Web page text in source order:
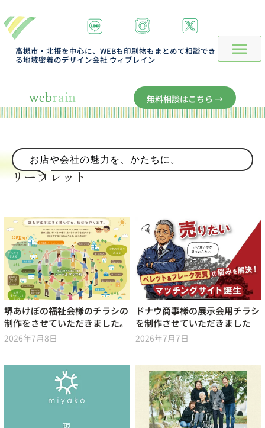
高槻市・北摂を中心に、WEBも印刷物もまとめて相談でき
る地域密着のデザイン会社 ウィブレイン
webrain 無料相談はこちら →
お店や会社の魅力を、かたちに。
リーフレット
堺あけぼの福祉会様のチラシの
制作をさせていただきました。
2026年7月8日
ドナウ商事様の展示会用チラシ
を制作させていただきました
2026年7月7日